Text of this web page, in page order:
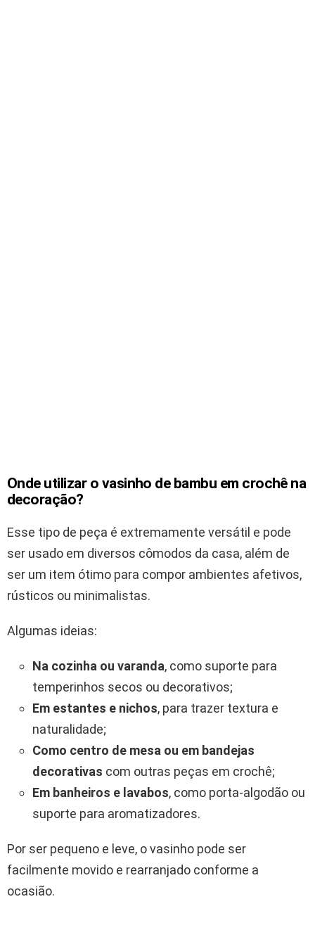
Onde utilizar o vasinho de bambu em crochê na
decoração?
Esse tipo de peça é extremamente versátil e pode
ser usado em diversos cômodos da casa, além de
ser um item ótimo para compor ambientes afetivos,
rústicos ou minimalistas.
Algumas ideias:
Na cozinha ou varanda, como suporte para
temperinhos secos ou decorativos;
Em estantes e nichos, para trazer textura e
naturalidade;
Como centro de mesa ou em bandejas
decorativas com outras peças em crochê;
Em banheiros e lavabos, como porta-algodão ou
suporte para aromatizadores.
Por ser pequeno e leve, o vasinho pode ser
facilmente movido e rearranjado conforme a
ocasião.